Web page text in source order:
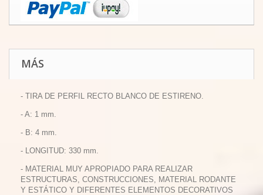
MÁS
- TIRA DE PERFIL RECTO BLANCO DE ESTIRENO.
- A: 1 mm.
- B: 4 mm.
- LONGITUD: 330 mm.
- MATERIAL MUY APROPIADO PARA REALIZAR
ESTRUCTURAS, CONSTRUCCIONES, MATERIAL RODANTE
Y ESTÁTICO Y DIFERENTES ELEMENTOS DECORATIVOS